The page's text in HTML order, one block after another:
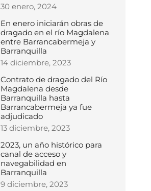
30 enero, 2024
En enero iniciarán obras de
dragado en el río Magdalena
entre Barrancabermeja y
Barranquilla
14 diciembre, 2023
Contrato de dragado del Río
Magdalena desde
Barranquilla hasta
Barrancabermeja ya fue
adjudicado
13 diciembre, 2023
2023, un año histórico para
canal de acceso y
navegabilidad en
Barranquilla
9 diciembre, 2023